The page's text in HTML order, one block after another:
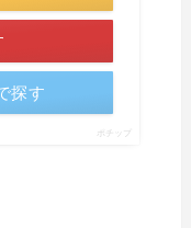
探す
ポチップ